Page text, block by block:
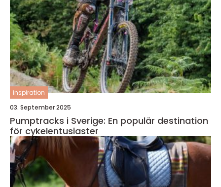
inspiration
03. September 2025
Pumptracks i Sverige: En populär destination
för cykelentusiaster